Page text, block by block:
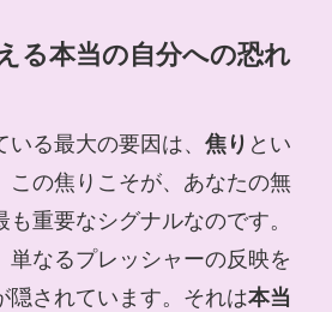
る本当の自分への恐れ
る最大の要因は、 焦り とい
この焦りこそが、あなたの無
重要なシグナルなのです。
単なるプレッシャーの反映を
隠されています。それは本当